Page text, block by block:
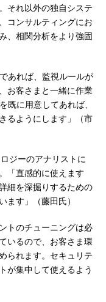
それ以外の独自システ
コンサルティングにお
、相関分析をより強固
あれば、監視ルールが
お客さまと一緒に作業
既に用意してあれば、
るようにします」（市
ジーのアナリストに
「直感的に使えます
細を深掘りするための
ます」（藤田氏）
トのチューニングは必
いるので、お客さま環
られます。セキュリテ
が集中して使えるよう